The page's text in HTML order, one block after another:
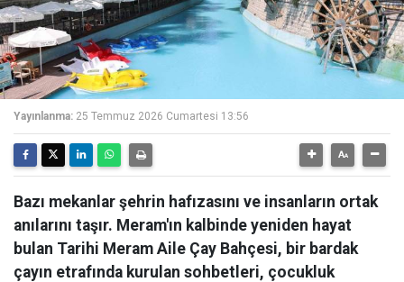
Yayınlanma: 25 Temmuz 2026 Cumartesi 13:56
Bazı mekanlar şehrin hafızasını ve insanların ortak
anılarını taşır. Meram'ın kalbinde yeniden hayat
bulan Tarihi Meram Aile Çay Bahçesi, bir bardak
çayın etrafında kurulan sohbetleri, çocukluk